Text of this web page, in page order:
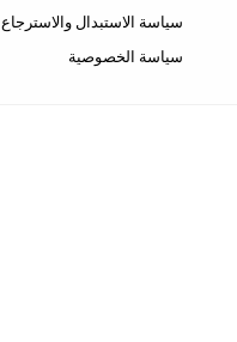
سياسة الاستبدال والاسترجاع
سياسة الخصوصية